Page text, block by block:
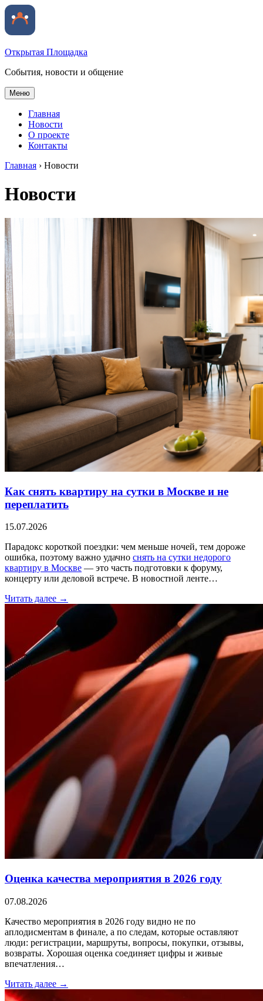
Открытая Площадка
События, новости и общение
Меню
Главная
Новости
О проекте
Контакты
Главная › Новости
Новости
Как снять квартиру на сутки в Москве и не
переплатить
15.07.2026
Парадокс короткой поездки: чем меньше ночей, тем дороже
ошибка, поэтому важно удачно снять на сутки недорого
квартиру в Москве — это часть подготовки к форуму,
концерту или деловой встрече. В новостной ленте…
Читать далее →
Оценка качества мероприятия в 2026 году
07.08.2026
Качество мероприятия в 2026 году видно не по
аплодисментам в финале, а по следам, которые оставляют
люди: регистрации, маршруты, вопросы, покупки, отзывы,
возвраты. Хорошая оценка соединяет цифры и живые
впечатления…
Читать далее →